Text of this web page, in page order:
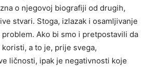
o njegovoj biografiji od drugih,
stvari. Stoga, izlazak i osamljivanje
Ako bi smo i pretpostavili da
a to je, prije svega,
ličnosti, ipak je negativnosti koje